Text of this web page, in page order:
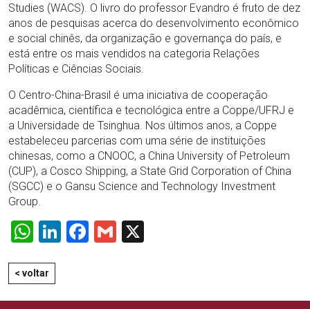
Studies (WACS). O livro do professor Evandro é fruto de dez
anos de pesquisas acerca do desenvolvimento econômico
e social chinês, da organização e governança do país, e
está entre os mais vendidos na categoria Relações
Políticas e Ciências Sociais.
O Centro-China-Brasil é uma iniciativa de cooperação
acadêmica, científica e tecnológica entre a Coppe/UFRJ e
a Universidade de Tsinghua. Nos últimos anos, a Coppe
estabeleceu parcerias com uma série de instituições
chinesas, como a CNOOC, a China University of Petroleum
(CUP), a Cosco Shipping, a State Grid Corporation of China
(SGCC) e o Gansu Science and Technology Investment
Group.
WhatsApp
LinkedIn
Facebook
Gmail
< voltar